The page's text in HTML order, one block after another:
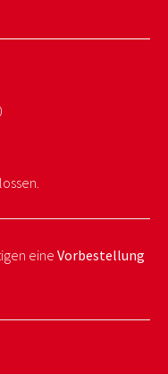
eine Vorbestellung